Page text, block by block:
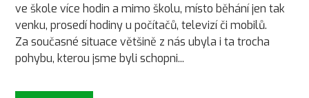
ve škole více hodin a mimo školu, místo běhání jen tak
venku, prosedí hodiny u počítačů, televizí či mobilů.
Za současné situace většině z nás ubyla i ta trocha
pohybu, kterou jsme byli schopni...